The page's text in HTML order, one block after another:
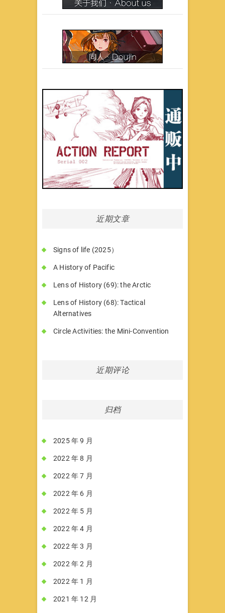
近期文章
Signs of life (2025）
A History of Pacific
Lens of History (69): the Arctic
Lens of History (68): Tactical
Alternatives
Circle Activities: the Mini-Convention
近期评论
归档
2025 年 9 月
2022 年 8 月
2022 年 7 月
2022 年 6 月
2022 年 5 月
2022 年 4 月
2022 年 3 月
2022 年 2 月
2022 年 1 月
2021 年 12 月